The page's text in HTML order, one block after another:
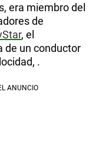
era miembro del
de
, el
de un conductor
.